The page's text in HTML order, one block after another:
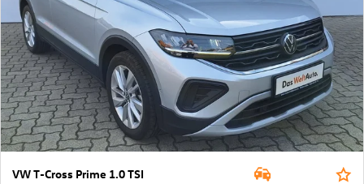
VW T-Cross Prime 1.0 TSI